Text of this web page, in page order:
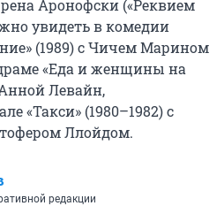
Аронофски («Реквием
увидеть в комедии
(1989) с Чичем Марином
«Еда и женщины на
Левайн,
«Такси» (1980–1982) с
Ллойдом.
редакции